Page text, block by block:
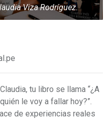
Viza Rodríguez.
Claudia, tu libro se llama “¿A
quién le voy a fallar hoy?”.
de experiencias reales